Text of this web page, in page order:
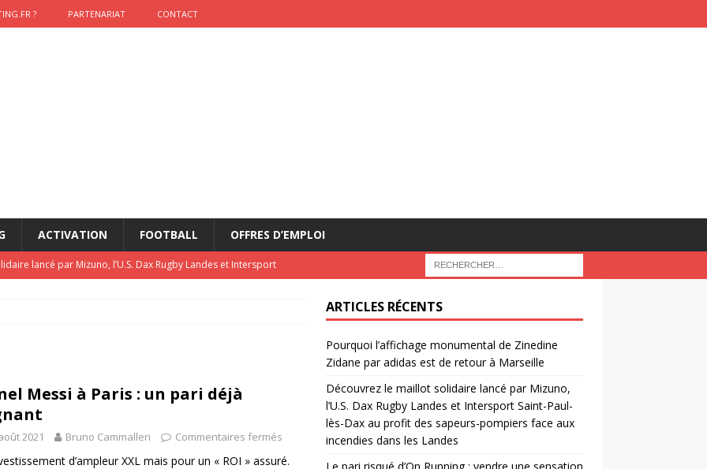
? PARTENARIAT CONTACT
ACTIVATION FOOTBALL OFFRES D’EMPLOI
lancé par Mizuno, l’U.S. Dax Rugby Landes et Intersport
: qui gagne vraiment
FOOTBALL
de Zinedine Zidane par adidas est de retour à
Messi à Paris : un pari déjà
2021 Bruno Cammalleri Commentaires fermés
d’ampleur XXL mais pour un « ROI » assuré.
ARTICLES RÉCENTS
Pourquoi l’affichage monumental de Zinedine
Zidane par adidas est de retour à Marseille
Découvrez le maillot solidaire lancé par Mizuno,
l’U.S. Dax Rugby Landes et Intersport Saint-Paul-
lès-Dax au profit des sapeurs-pompiers face aux
incendies dans les Landes